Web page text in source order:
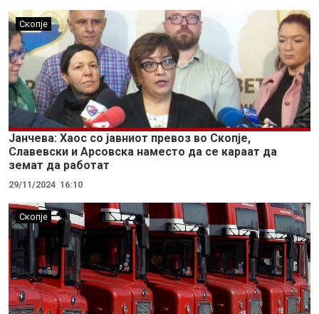
Скопје
Јанчева: Хаос со јавниот превоз во Скопје,
Славевски и Арсовска наместо да се караат да
земат да работат
29/11/2024 16:10
Скопје